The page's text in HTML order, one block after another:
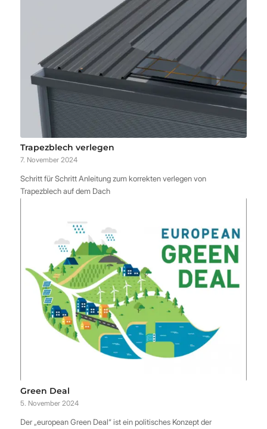
Trapezblech verlegen
7. November 2024
Schritt für Schritt Anleitung zum korrekten verlegen von
Trapezblech auf dem Dach
Green Deal
5. November 2024
Der „european Green Deal“ ist ein politisches Konzept der